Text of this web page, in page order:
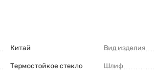
Китай
Термостойкое стекло
Вид изделия
Шлиф